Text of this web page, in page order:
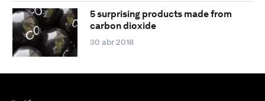
5 surprising products made from
carbon dioxide
30 abr 2018